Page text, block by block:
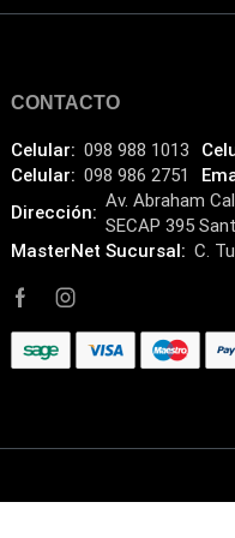
CONTACTO
Celular: 098 988 1013
Celular: 098 986 2751
Dirección:
Av. Abraham
SECAP 395
MasterNet Sucursal: C.